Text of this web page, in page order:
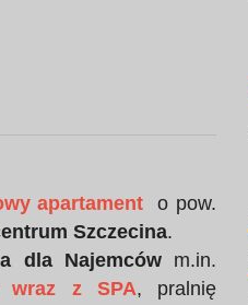
apartament
o pow.
Szczecina.
dla Najemcówm.in.
wraz z SPA, pralnię